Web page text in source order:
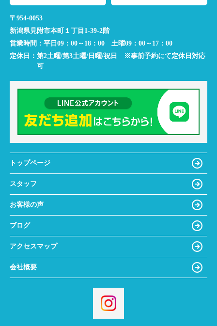
〒954-0053
新潟県見附市本町１丁目1-39-2階
営業時間： 平日09：00～18：00 土曜09：00～17：00
定休日： 第2土曜/第3土曜/日曜/祝日 ※事前予約にて定休日対応
可
トップページ
スタッフ
お客様の声
ブログ
アクセスマップ
会社概要